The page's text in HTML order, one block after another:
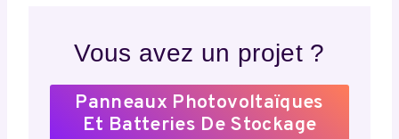
Vous avez un projet ?
Panneaux Photovoltaïques
Et Batteries De Stockage